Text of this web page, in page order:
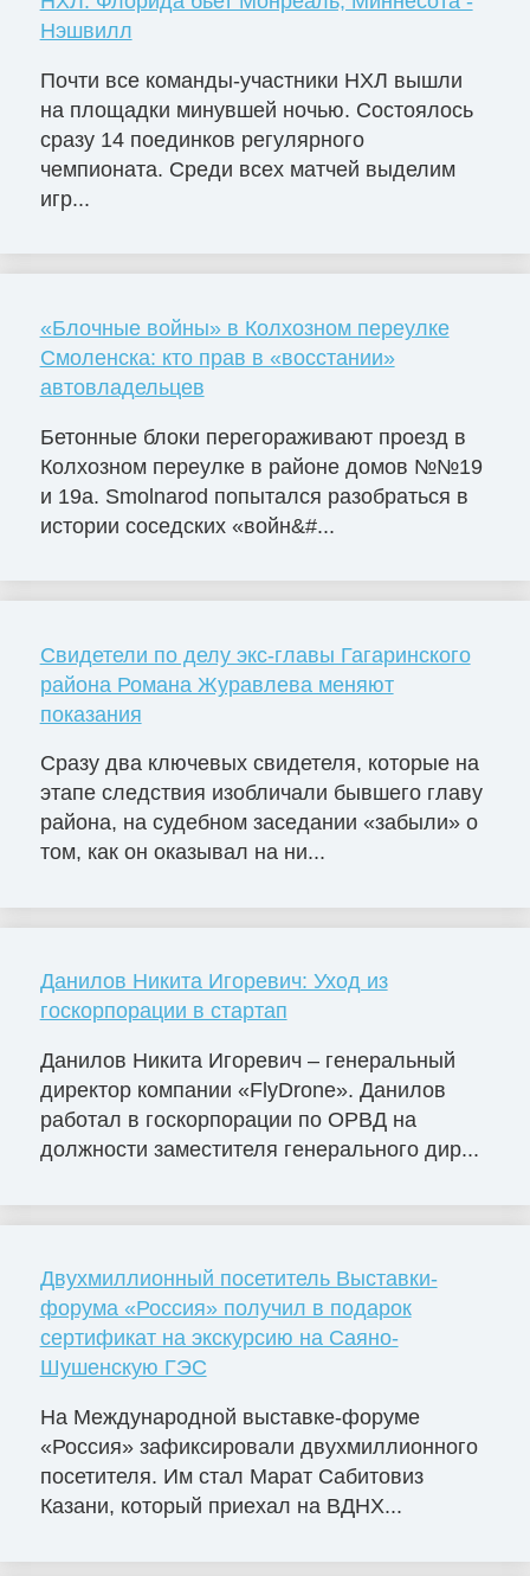
Нэшвилл
Почти все команды-участники НХЛ вышли
на площадки минувшей ночью. Состоялось
сразу 14 поединков регулярного
чемпионата. Среди всех матчей выделим
игр...
«Блочные войны» в Колхозном переулке
Смоленска: кто прав в «восстании»
автовладельцев
Бетонные блоки перегораживают проезд в
Колхозном переулке в районе домов №№19
и 19а. Smolnarod попытался разобраться в
истории соседских «войн&#...
Свидетели по делу экс-главы Гагаринского
района Романа Журавлева меняют
показания
Сразу два ключевых свидетеля, которые на
этапе следствия изобличали бывшего главу
района, на судебном заседании «забыли» о
том, как он оказывал на ни...
Данилов Никита Игоревич: Уход из
госкорпорации в стартап
Данилов Никита Игоревич – генеральный
директор компании «FlyDrone». Данилов
работал в госкорпорации по ОРВД на
должности заместителя генерального дир...
Двухмиллионный посетитель Выставки-
форума «Россия» получил в подарок
сертификат на экскурсию на Саяно-
Шушенскую ГЭС
На Международной выставке-форуме
«Россия» зафиксировали двухмиллионного
посетителя. Им стал Марат Сабитовиз
Казани, который приехал на ВДНХ...